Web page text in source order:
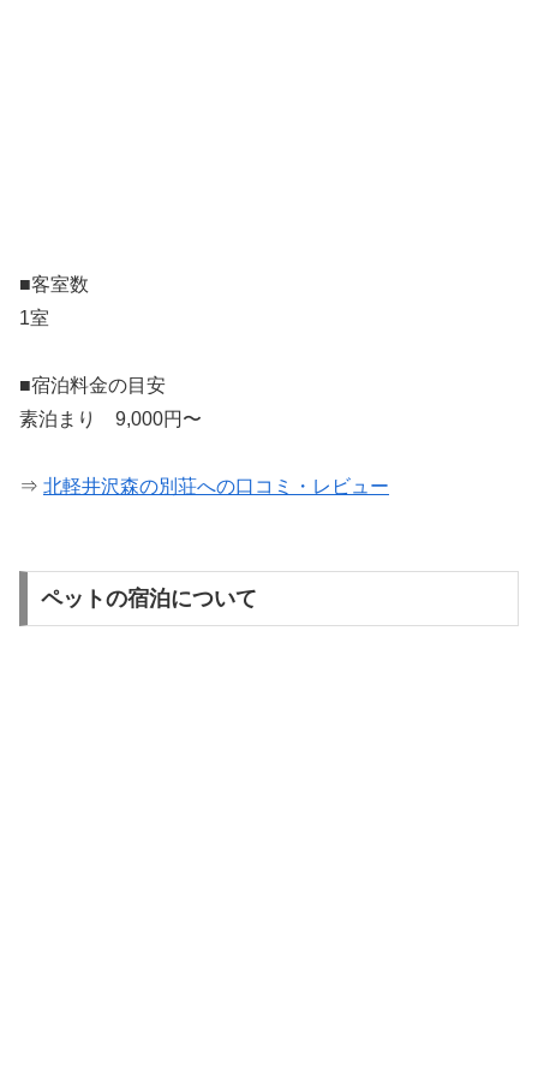
■客室数
1室
■宿泊料金の目安
素泊まり 9,000円〜
⇒ 北軽井沢森の別荘への口コミ・レビュー
ペットの宿泊について